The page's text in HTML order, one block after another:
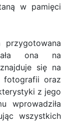
w pamięci
przygotowana
ona na
się na
fotografii oraz
z jego
wprowadziła
wszystkich